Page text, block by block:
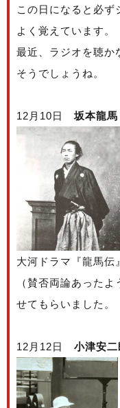
この日になると必ず
よく覚えています。
最近、ラジオを聴か
そうでしょうね。
12月10日坂本龍馬
大河ドラマ『龍馬伝
（賛否両論あった
せてもらいました。
12月12日 小津安二